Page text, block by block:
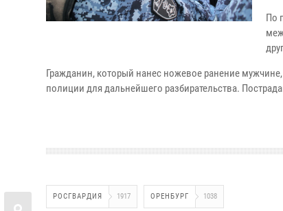
По
Гражданин, который нанес ножевое ранение
полиции для дальнейшего разбирательства.
РОСГВАРДИЯ 1917 ОРЕНБУРГ 1038